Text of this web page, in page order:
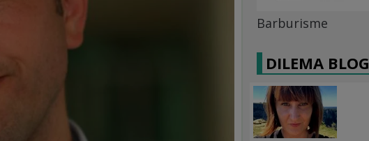
Barburisme
DILEMA BLOG